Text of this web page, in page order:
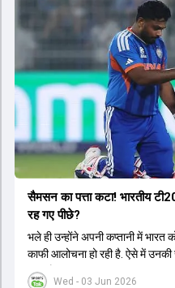
Wed - 03 Jun 2026
सैमसन का पत्ता कटा! भारतीय
रह गए पीछे?
भले ही उन्होंने अपनी कप्तानी में भारत
काफी आलोचना हो रही है. ऐसे में उनकी
चुकी है.